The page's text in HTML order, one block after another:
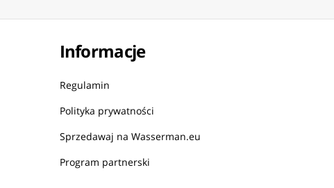
Informacje
Regulamin
Polityka prywatności
Sprzedawaj na Wasserman.eu
Program partnerski